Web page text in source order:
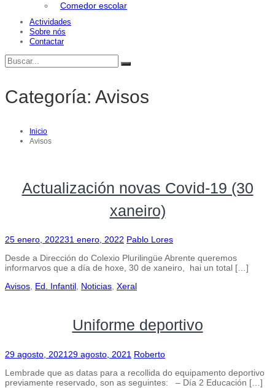
Comedor escolar
Actividades
Sobre nós
Contactar
Buscar:
Buscar
Categoría: Avisos
Inicio
Avisos
Actualización novas Covid-19 (30
xaneiro)
25 enero, 202231 enero, 2022 Pablo Lores
Desde a Dirección do Colexio Plurilingüe Abrente queremos
informarvos que a día de hoxe, 30 de xaneiro, hai un total […]
Avisos, Ed. Infantil, Noticias, Xeral
Uniforme deportivo
29 agosto, 2021 29 agosto, 2021 Roberto
Lembrade que as datas para a recollida do equipamento deportivo
previamente reservado, son as seguintes: – Día 2 Educación […]